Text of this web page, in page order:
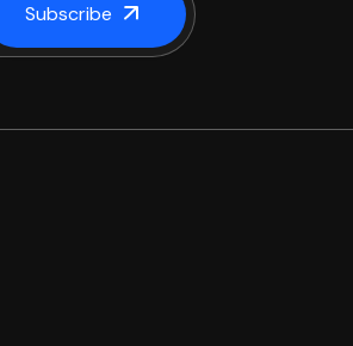
Subscribe